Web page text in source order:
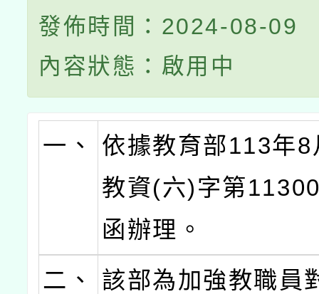
發佈時間：2024-08-09
內容狀態：啟用中
一、
依據教育部113年
教資(六)字第
函辦理。
二、
該部為加強教職員